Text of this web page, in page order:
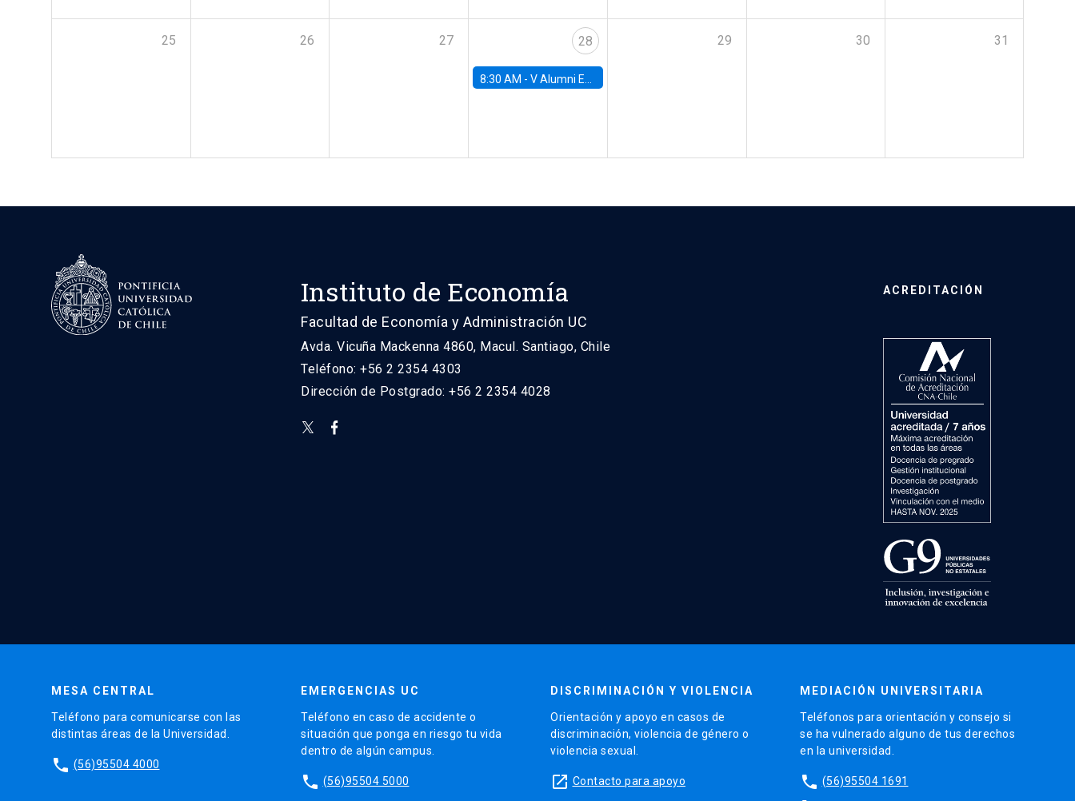
25 26 27 28
8:30 AM -V Alumni Economics Workshop
29 30 31
Instituto de Economía
Facultad de Economía y Administración UC
Avda. Vicuña Mackenna 4860, Macul. Santiago, Chile
Teléfono: +56 2 2354 4303
Dirección de Postgrado: +56 2 2354 4028
ACREDITACIÓN
MESA CENTRAL
Teléfono para comunicarse con las
distintas áreas de la Universidad.
phone (56)95504 4000
EMERGENCIAS UC
Teléfono en caso de accidente o
situación que ponga en riesgo tu vida
dentro de algún campus.
phone (56)95504 5000
DISCRIMINACIÓN Y VIOLENCIA
Orientación y apoyo en casos de
discriminación, violencia de género o
violencia sexual.
launch Contacto para apoyo
MEDIACIÓN UNIVERSITARIA
Teléfonos para orientación y consejo si
se ha vulnerado alguno de tus derechos
en la universidad.
phone (56)95504 1691